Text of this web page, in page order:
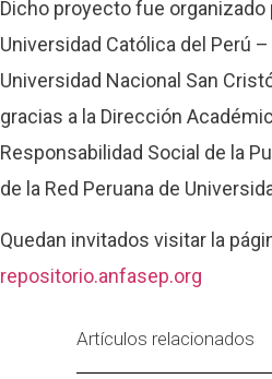
Dicho proyecto fue organizado
Universidad Católica del Perú –
Universidad Nacional San
gracias a la Dirección
Responsabilidad Social de la
de la Red Peruana de
Quedan invitados visitar la
repositorio.anfasep.org
Artículos relacionados